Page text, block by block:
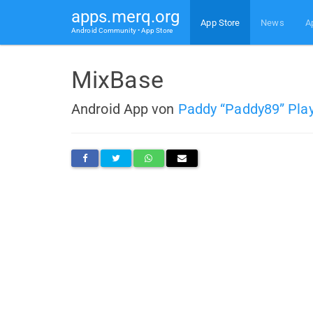
apps.merq.org
Android Community • App Store
App Store News
MixBase
Android App von Paddy “Paddy89”